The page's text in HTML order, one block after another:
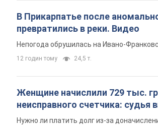
В Прикарпатье после
превратились в реки. Видео
Непогода обрушилась на Ивано-
12 годин тому 24,5 т.
Женщине начислили 729 тыс.
неисправного счетчика:
Нужно ли платить долг из-за